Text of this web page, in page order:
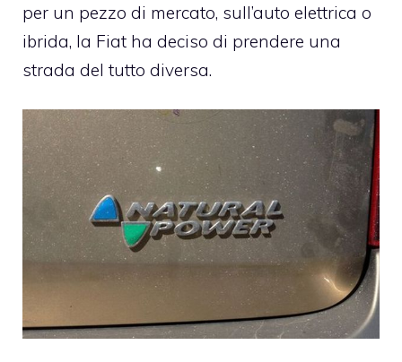
per un pezzo di mercato, sull’auto elettrica o
ibrida, la Fiat ha deciso di prendere una
strada del tutto diversa.